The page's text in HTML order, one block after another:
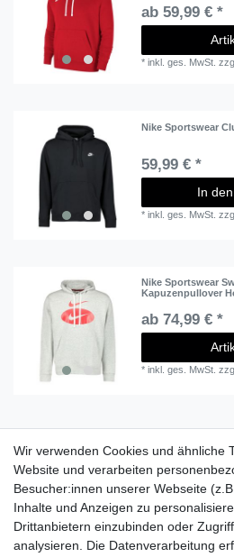
ab 59,99 € *
*inkl. ges. MwSt.
Nike Sportswear
59,99 € *
In
*inkl. ges. MwSt.
Nike Sportswear
Kapuzenpullover
ab 74,99 € *
*inkl. ges. MwSt.
1 2
Lieferzeit etwa 1
Versand
Wir verwenden Cookies und ähnliche
Website und verarbeiten
Besucher:innen unserer Webseite
Inhalte und Anzeigen zu
Drittanbietern einzubinden oder
analysieren. Die Datenverarbeitung